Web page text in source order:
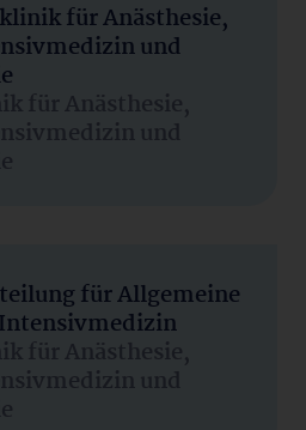
für Anästhesie,
und
für Anästhesie,
und
für Allgemeine
für Anästhesie,
und